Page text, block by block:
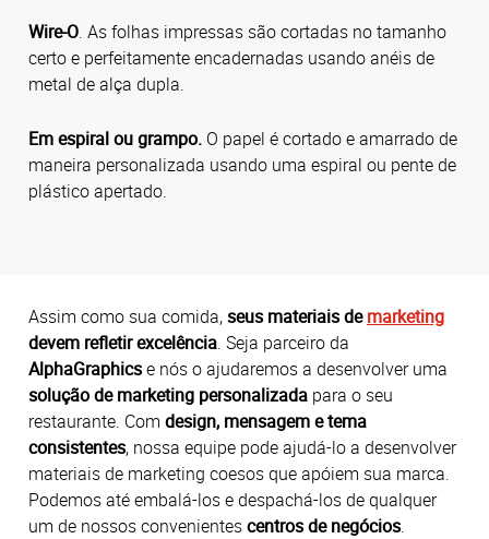
Wire-O. As folhas impressas são cortadas no tamanho
certo e perfeitamente encadernadas usando anéis de
metal de alça dupla.
Em espiral ou grampo. O papel é cortado e amarrado de
maneira personalizada usando uma espiral ou pente de
plástico apertado.
Assim como sua comida,seus materiais demarketing
devem refletir excelência. Seja parceiro da
AlphaGraphicse nós o ajudaremos a desenvolver uma
solução de marketing personalizada para o seu
restaurante. Com design, mensagem e tema
consistentes, nossa equipe pode ajudá-lo a desenvolver
materiais de marketing coesos que apóiem sua marca.
Podemos até embalá-los e despachá-los de qualquer
um de nossos convenientescentros de negócios.